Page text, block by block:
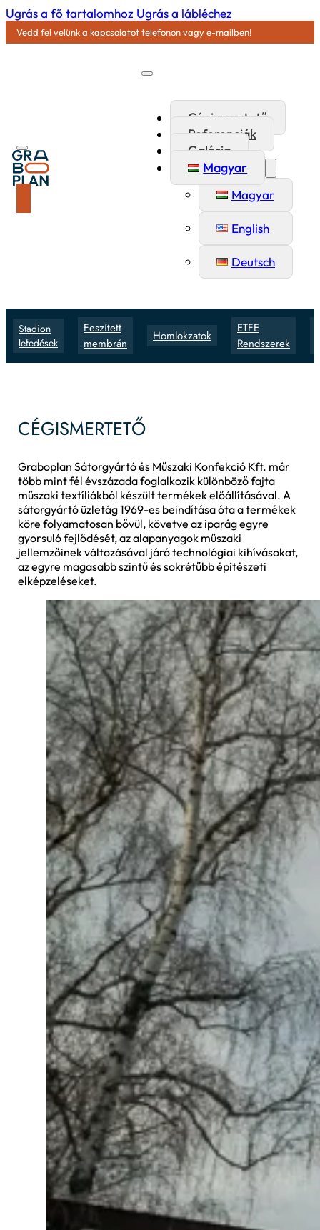
Ugrás a fő tartalomhoz Ugrás a lábléchez
Vedd fel velünk a kapcsolatot telefonon vagy e-mailben!
Cégismertető
Referenciák
Galéria
Magyar
Magyar
English
Deutsch
Stadion
lefedések
Feszített
membrán
Homlokzatok
ETFE
Rendszerek
CÉGISMERTETŐ
Graboplan Sátorgyártó és Műszaki Konfekció Kft. már
több mint fél évszázada foglalkozik különböző fajta
műszaki textíliákból készült termékek előállításával. A
sátorgyártó üzletág 1969-es beindítása óta a termékek
köre folyamatosan bővül, követve az iparág egyre
gyorsuló fejlődését, az alapanyagok műszaki
jellemzőinek változásával járó technológiai kihívásokat,
az egyre magasabb szintű és sokrétűbb építészeti
elképzeléseket.